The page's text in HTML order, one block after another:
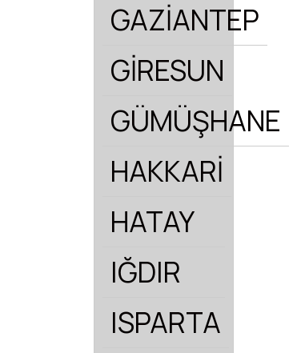
GAZİANTEP
GİRESUN
GÜMÜŞHANE
HAKKARİ
HATAY
IĞDIR
ISPARTA